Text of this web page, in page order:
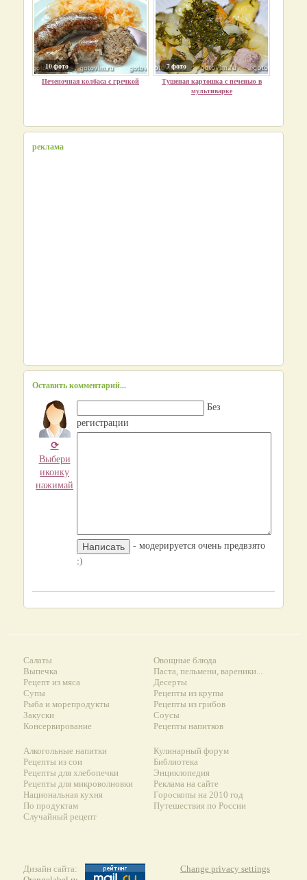
10 фото
Печеночная колбаса с гречкой
7 фото
Тушеная картошка с печенью в
мультиварке
реклама
Оставить комментарий...
⟳
Выбери
иконку
нажимай
Без
регистрации
- модерируется очень предвзято
:)
Салаты
Выпечка
Рецепт из мяса
Супы
Рыба и морепродукты
Закуски
Консервирование
Овощные блюда
Паста, пельмени, вареники...
Десерты
Рецепты из крупы
Рецепты из грибов
Соусы
Рецепты напитков
Алкогольные напитки
Рецепты из сои
Рецепты для хлебопечки
Рецепты для микроволновки
Национальная кухня
По продуктам
Случайный рецепт
Кулинарный форум
Библиотека
Энциклопедия
Реклама на сайте
Гороскопы на 2010 год
Путешествия по России
Дизайн сайта:
Change privacy settings